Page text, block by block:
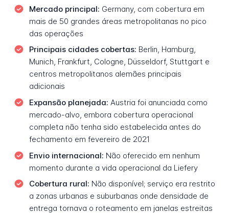
Mercado principal: Germany, com cobertura em
mais de 50 grandes áreas metropolitanas no pico
das operações
Principais cidades cobertas: Berlin, Hamburg,
Munich, Frankfurt, Cologne, Düsseldorf, Stuttgart e
centros metropolitanos alemães principais
adicionais
Expansão planejada: Austria foi anunciada como
mercado-alvo, embora cobertura operacional
completa não tenha sido estabelecida antes do
fechamento em fevereiro de 2021
Envio internacional: Não oferecido em nenhum
momento durante a vida operacional da Liefery
Cobertura rural: Não disponível; serviço era restrito
a zonas urbanas e suburbanas onde densidade de
entrega tornava o roteamento em janelas estreitas